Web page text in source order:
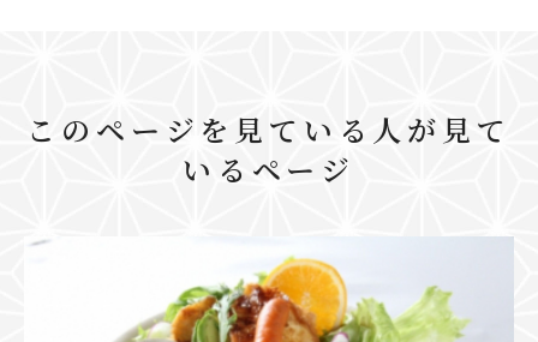
このページを見ている人が見て
いるページ